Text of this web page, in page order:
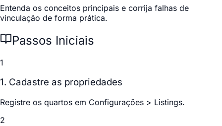
Entenda os conceitos principais e corrija falhas de
vinculação de forma prática.
Passos Iniciais
1
1. Cadastre as propriedades
Registre os quartos em Configurações > Listings.
2